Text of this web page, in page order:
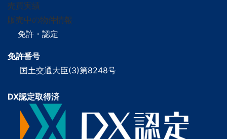
売買実績
販売中の物件情報
免許・認定
免許番号
国土交通大臣(3)第8248号
DX認定取得済